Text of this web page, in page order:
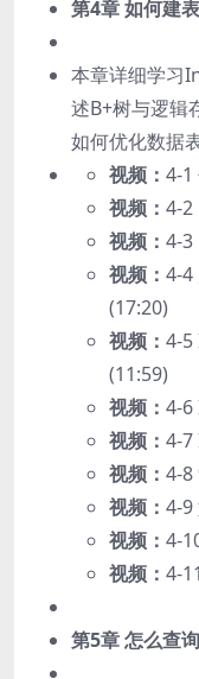
第4章 如何建
本章详细学习
述B+树与逻辑
如何优化数据
视频： 4-1
视频： 4-2
视频： 4-3
视频： 4-4
(17:20)
视频： 4-5
(11:59)
视频： 4-6
视频： 4-7
视频： 4-8
视频： 4-9
视频： 4-
视频： 4-
第5章 怎么查